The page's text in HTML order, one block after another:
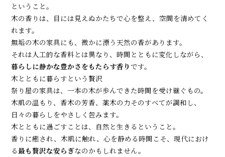
ということ。
木の香りは、目には見えぬかたちで心を整え、空間を清めてく
れます。
無垢の木の家具にも、微かに漂う天然の香があります。
それは人工的な香料とは異なり、時間とともに変化しながら、
暮らしに静かな豊かさをもたらす香りです。
木とともに暮らすという贅沢
祭り屋の家具は、一本の木が歩んできた時間を受け継ぐもの。
木肌の温もり、香木の芳香、薬木の力――そのすべてが調和し、
日々の暮らしをやさしく包みます。
木とともに過ごすことは、自然と生きるということ。
香りに癒され、木肌に触れ、心を静める時間こそ、現代におけ
る最も贅沢な安らぎなのかもしれません。